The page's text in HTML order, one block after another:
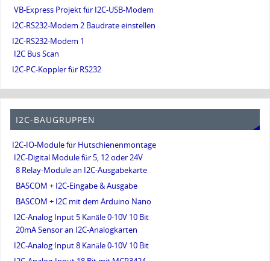
VB-Express Projekt für I2C-USB-Modem
I2C-RS232-Modem 2 Baudrate einstellen
I2C-RS232-Modem 1
I2C Bus Scan
I2C-PC-Koppler für RS232
I2C-BAUGRUPPEN
I2C-IO-Module für Hutschienenmontage
I2C-Digital Module für 5, 12 oder 24V
8 Relay-Module an I2C-Ausgabekarte
BASCOM + I2C-Eingabe & Ausgabe
BASCOM + I2C mit dem Arduino Nano
I2C-Analog Input 5 Kanäle 0-10V 10 Bit
20mA Sensor an I2C-Analogkarten
I2C-Analog Input 8 Kanäle 0-10V 10 Bit